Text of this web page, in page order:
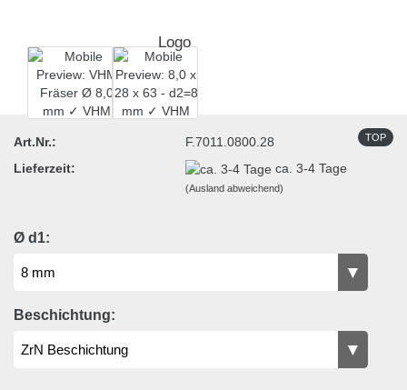
TOP
Art.Nr.:
F.7011.0800.28
Lieferzeit:
ca. 3-4 Tage
(Ausland abweichend)
Ø d1:
Beschichtung: